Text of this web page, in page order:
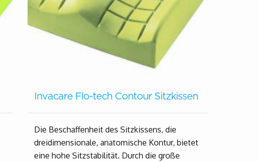
Invacare Flo-tech Contour Sitzkissen
Die Beschaffenheit des Sitzkissens, die
dreidimensionale, anatomische Kontur, bietet
eine hohe Sitzstabilität. Durch die große